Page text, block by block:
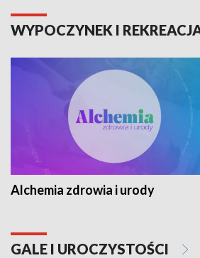
WYPOCZYNEK I
Alchemia zdrowia i urody
GALE I UROCZYSTOŚCI